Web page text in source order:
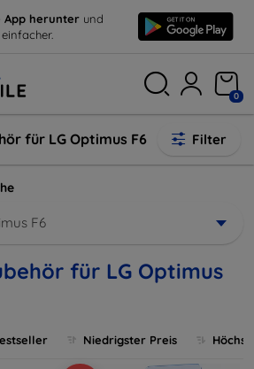
App herunter und
0
für LG Optimus F6 Filter
F6
für LG Optimus
Niedrigster Preis